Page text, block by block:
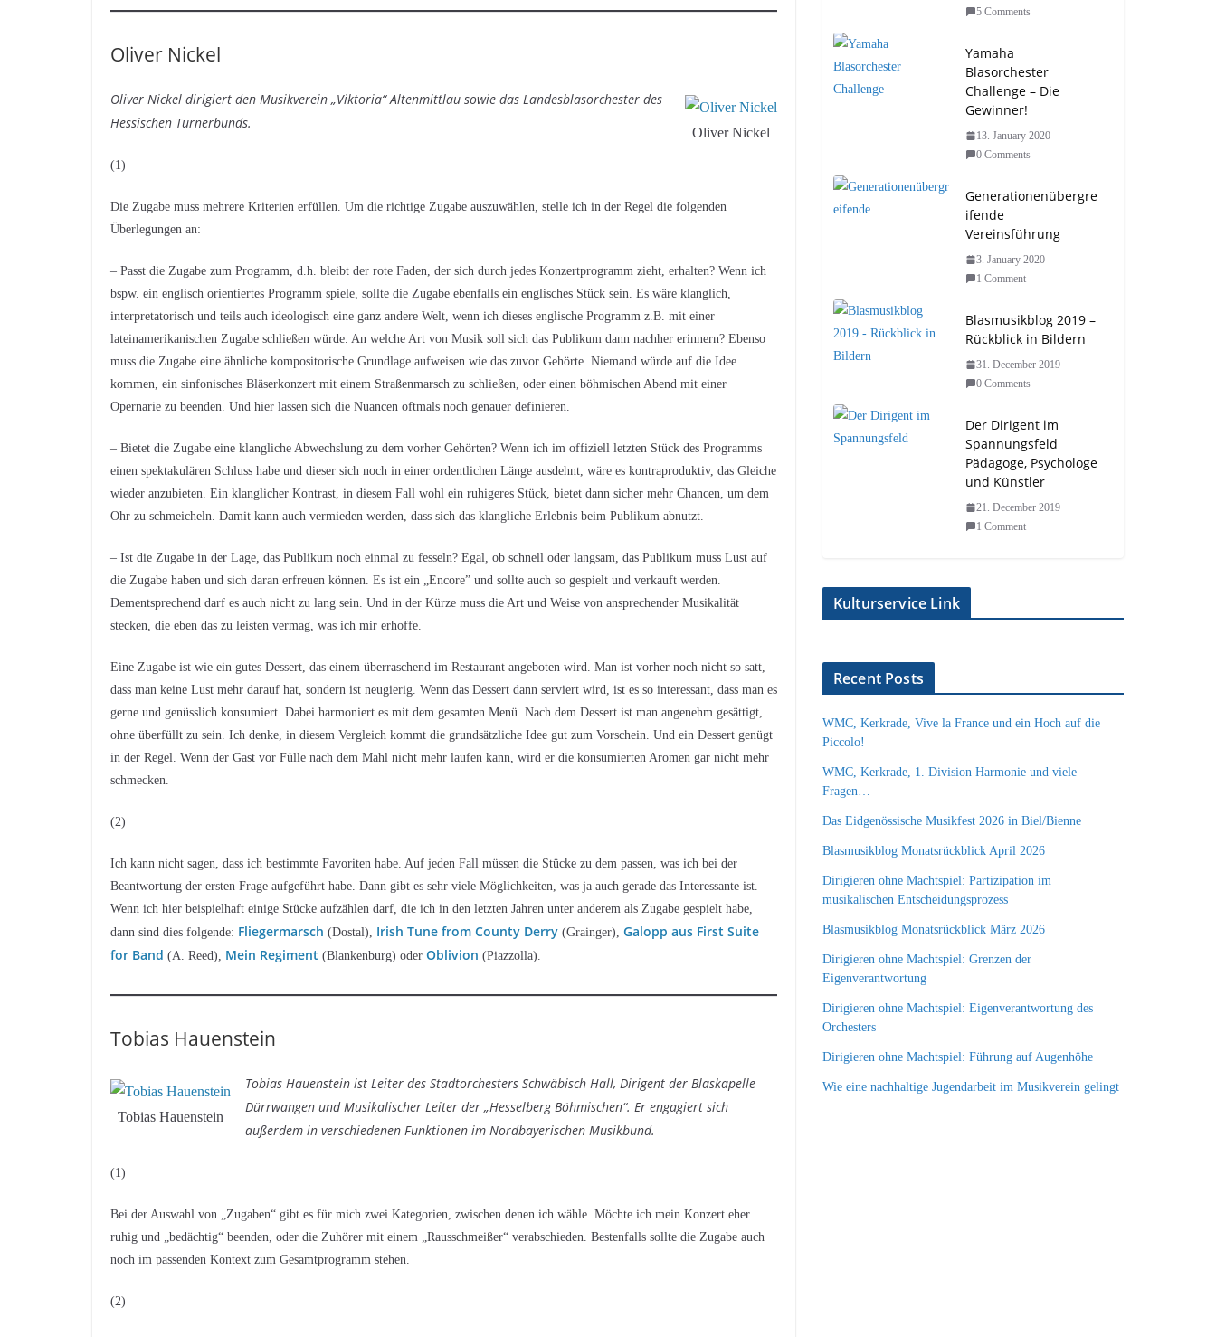
Oliver Nickel
Oliver Nickel
Oliver Nickel dirigiert den Musikverein „Viktoria“ Altenmittlau sowie das Landesblasorchester des
Hessischen Turnerbunds.
(1)
Die Zugabe muss mehrere Kriterien erfüllen. Um die richtige Zugabe auszuwählen, stelle ich in der Regel die folgenden
Überlegungen an:
– Passt die Zugabe zum Programm, d.h. bleibt der rote Faden, der sich durch jedes Konzertprogramm zieht, erhalten? Wenn ich
bspw. ein englisch orientiertes Programm spiele, sollte die Zugabe ebenfalls ein englisches Stück sein. Es wäre klanglich,
interpretatorisch und teils auch ideologisch eine ganz andere Welt, wenn ich dieses englische Programm z.B. mit einer
lateinamerikanischen Zugabe schließen würde. An welche Art von Musik soll sich das Publikum dann nachher erinnern? Ebenso
muss die Zugabe eine ähnliche kompositorische Grundlage aufweisen wie das zuvor Gehörte. Niemand würde auf die Idee
kommen, ein sinfonisches Bläserkonzert mit einem Straßenmarsch zu schließen, oder einen böhmischen Abend mit einer
Opernarie zu beenden. Und hier lassen sich die Nuancen oftmals noch genauer definieren.
– Bietet die Zugabe eine klangliche Abwechslung zu dem vorher Gehörten? Wenn ich im offiziell letzten Stück des Programms
einen spektakulären Schluss habe und dieser sich noch in einer ordentlichen Länge ausdehnt, wäre es kontraproduktiv, das Gleiche
wieder anzubieten. Ein klanglicher Kontrast, in diesem Fall wohl ein ruhigeres Stück, bietet dann sicher mehr Chancen, um dem
Ohr zu schmeicheln. Damit kann auch vermieden werden, dass sich das klangliche Erlebnis beim Publikum abnutzt.
– Ist die Zugabe in der Lage, das Publikum noch einmal zu fesseln? Egal, ob schnell oder langsam, das Publikum muss Lust auf
die Zugabe haben und sich daran erfreuen können. Es ist ein „Encore” und sollte auch so gespielt und verkauft werden.
Dementsprechend darf es auch nicht zu lang sein. Und in der Kürze muss die Art und Weise von ansprechender Musikalität
stecken, die eben das zu leisten vermag, was ich mir erhoffe.
Eine Zugabe ist wie ein gutes Dessert, das einem überraschend im Restaurant angeboten wird. Man ist vorher noch nicht so satt,
dass man keine Lust mehr darauf hat, sondern ist neugierig. Wenn das Dessert dann serviert wird, ist es so interessant, dass man es
gerne und genüsslich konsumiert. Dabei harmoniert es mit dem gesamten Menü. Nach dem Dessert ist man angenehm gesättigt,
ohne überfüllt zu sein. Ich denke, in diesem Vergleich kommt die grundsätzliche Idee gut zum Vorschein. Und ein Dessert genügt
in der Regel. Wenn der Gast vor Fülle nach dem Mahl nicht mehr laufen kann, wird er die konsumierten Aromen gar nicht mehr
schmecken.
(2)
Ich kann nicht sagen, dass ich bestimmte Favoriten habe. Auf jeden Fall müssen die Stücke zu dem passen, was ich bei der
Beantwortung der ersten Frage aufgeführt habe. Dann gibt es sehr viele Möglichkeiten, was ja auch gerade das Interessante ist.
Wenn ich hier beispielhaft einige Stücke aufzählen darf, die ich in den letzten Jahren unter anderem als Zugabe gespielt habe,
dann sind dies folgende: Fliegermarsch (Dostal), Irish Tune from County Derry (Grainger), Galopp aus First Suite
for Band (A. Reed), Mein Regiment (Blankenburg) oder Oblivion (Piazzolla).
Tobias Hauenstein
Tobias Hauenstein
Tobias Hauenstein ist Leiter des Stadtorchesters Schwäbisch Hall, Dirigent der Blaskapelle
Dürrwangen und Musikalischer Leiter der „Hesselberg Böhmischen“. Er engagiert sich
außerdem in verschiedenen Funktionen im Nordbayerischen Musikbund.
(1)
Bei der Auswahl von „Zugaben“ gibt es für mich zwei Kategorien, zwischen denen ich wähle. Möchte ich mein Konzert eher
ruhig und „bedächtig“ beenden, oder die Zuhörer mit einem „Rausschmeißer“ verabschieden. Bestenfalls sollte die Zugabe auch
noch im passenden Kontext zum Gesamtprogramm stehen.
(2)
5 Comments
Yamaha
Blasorchester
Challenge – Die
Gewinner!
13. January 2020
0 Comments
Generationenübergre
ifende
Vereinsführung
3. January 2020
1 Comment
Blasmusikblog 2019 –
Rückblick in Bildern
31. December 2019
0 Comments
Der Dirigent im
Spannungsfeld
Pädagoge, Psychologe
und Künstler
21. December 2019
1 Comment
Kulturservice Link
Recent Posts
WMC, Kerkrade, Vive la France und ein Hoch auf die
Piccolo!
WMC, Kerkrade, 1. Division Harmonie und viele
Fragen…
Das Eidgenössische Musikfest 2026 in Biel/Bienne
Blasmusikblog Monatsrückblick April 2026
Dirigieren ohne Machtspiel: Partizipation im
musikalischen Entscheidungsprozess
Blasmusikblog Monatsrückblick März 2026
Dirigieren ohne Machtspiel: Grenzen der
Eigenverantwortung
Dirigieren ohne Machtspiel: Eigenverantwortung des
Orchesters
Dirigieren ohne Machtspiel: Führung auf Augenhöhe
Wie eine nachhaltige Jugendarbeit im Musikverein gelingt